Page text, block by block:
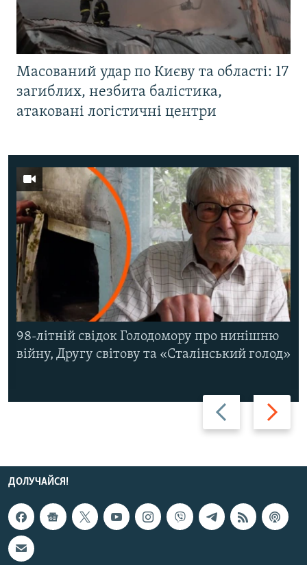
Масований удар по Києву та області: 17
загиблих, незбита балістика,
атаковані логістичні центри
Назад Вперед
98-літній свідок Голодомору про нинішню
війну, Другу світову та «Сталінський голод»
ДОЛУЧАЙСЯ!